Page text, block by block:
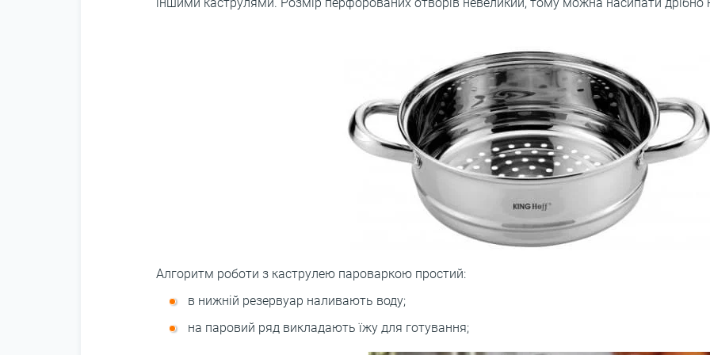
Алгоритм роботи з каструлею пароваркою простий:
в нижній резервуар наливають воду;
на паровий ряд викладають їжу для готування;